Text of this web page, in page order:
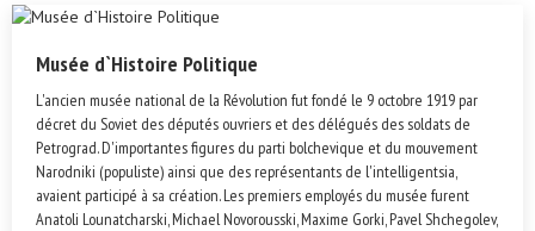
Musée d`Histoire Politique
L'ancien musée national de la Révolution fut fondé le 9 octobre 1919 par
décret du Soviet des députés ouvriers et des délégués des soldats de
Petrograd. D'importantes figures du parti bolchevique et du mouvement
Narodniki (populiste) ainsi que des représentants de l'intelligentsia,
avaient participé à sa création. Les premiers employés du musée furent
Anatoli Lounatcharski, Michael Novorousski, Maxime Gorki, Pavel Shchegolev,